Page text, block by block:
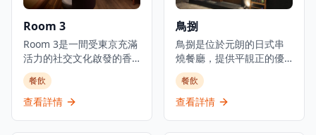
Room 3
Room 3是一間受東京充滿
活力的社交文化啟發的香
港都市美食酒吧，提供日
式小食以及豐富的葡萄
酒、威士忌、優質清酒和
餐飲
查看詳情
鳥捌
鳥捌是位於元朗的日式串
燒餐廳，提供平靚正的優
質日本料理，是體驗正宗
日式美食的理想選擇。餐
廳主打新鮮刺身、炭火串
餐飲
查看詳情